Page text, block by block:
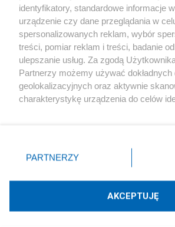
Kultura
X Facebook Instagram
Technologię dostarcza:
identyfikatory, standardowe informacje
urządzenie czy dane przeglądania w
spersonalizowanych reklam, wybór
treści, pomiar reklam i treści, badanie
ulepszanie usług. Za zgodą
Partnerzy możemy używać dokładnych
geolokalizacyjnych oraz aktywnie
charakterystykę urządzenia do celów
zmienić/wycofać klikając przycisk
znajdujący się w lewym dolnym rogu
rodzaje przetwarzania danych nie
użytkownika, ale masz prawo
przetwarzaniu. Preferencje będą miały
PARTNERZY
AKCEPTUJĘ